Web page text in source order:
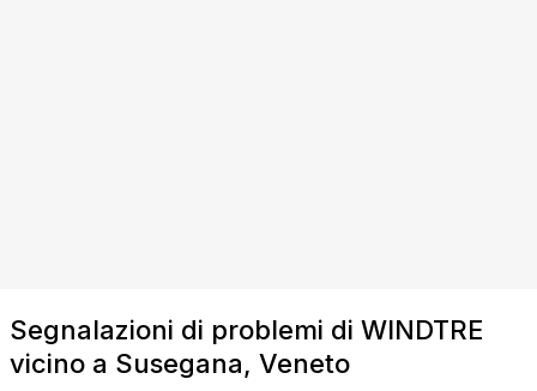
Segnalazioni di problemi di WINDTRE
vicino a Susegana, Veneto